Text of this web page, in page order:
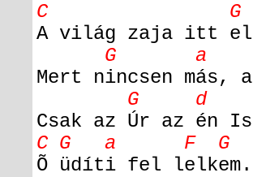
C G
A világ zaja itt
G a
Mert nincsen más,
G d
Csak az Úr az én
C G a F G
Õ üdíti fel lelkem.